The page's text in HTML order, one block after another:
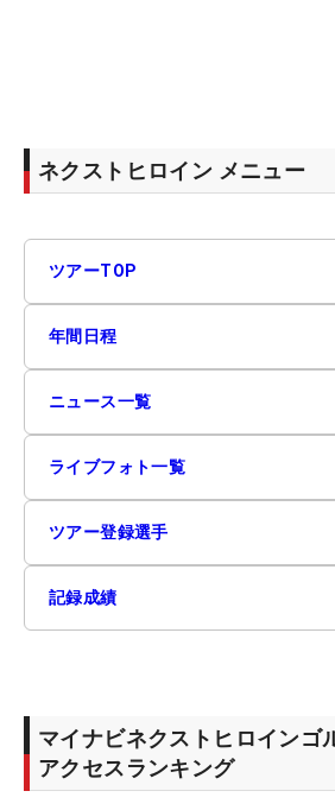
ネクストヒロイン メニュー
ツアーTOP
年間日程
ニュース一覧
ライブフォト一覧
ツアー登録選手
記録成績
マイナビネクストヒロインゴ
アクセスランキング